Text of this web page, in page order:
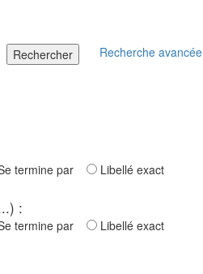
Rechercher Recherche avancée
termine par Libellé exact
:
termine par Libellé exact